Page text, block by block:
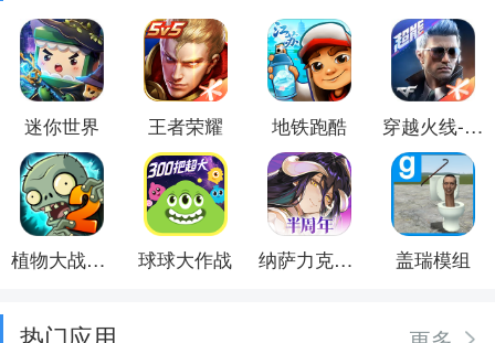
迷你世界 王者荣耀 地铁跑酷 穿越火线-枪战王者
植物大战僵尸2 球球大作战 纳萨力克之王 盖瑞模组
热门应用